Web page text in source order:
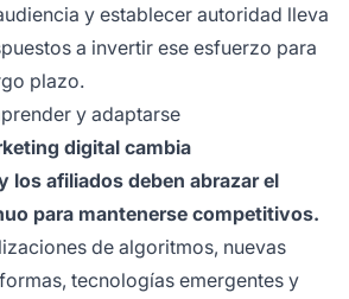
y establecer autoridad lleva
a invertir ese esfuerzo para
plazo.
y adaptarse
digital cambia
los afiliados deben abrazar el
para mantenerse competitivos.
de algoritmos, nuevas
tecnologías emergentes y